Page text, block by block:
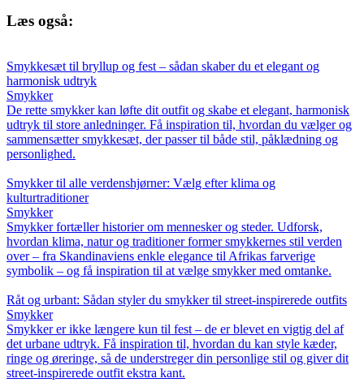
Læs også:
Smykkesæt til bryllup og fest – sådan skaber du et elegant og
harmonisk udtryk
Smykker
De rette smykker kan løfte dit outfit og skabe et elegant, harmonisk
udtryk til store anledninger. Få inspiration til, hvordan du vælger og
sammensætter smykkesæt, der passer til både stil, påklædning og
personlighed.
Smykker til alle verdenshjørner: Vælg efter klima og
kulturtraditioner
Smykker
Smykker fortæller historier om mennesker og steder. Udforsk,
hvordan klima, natur og traditioner former smykkernes stil verden
over – fra Skandinaviens enkle elegance til Afrikas farverige
symbolik – og få inspiration til at vælge smykker med omtanke.
Råt og urbant: Sådan styler du smykker til street-inspirerede outfits
Smykker
Smykker er ikke længere kun til fest – de er blevet en vigtig del af
det urbane udtryk. Få inspiration til, hvordan du kan style kæder,
ringe og øreringe, så de understreger din personlige stil og giver dit
street-inspirerede outfit ekstra kant.